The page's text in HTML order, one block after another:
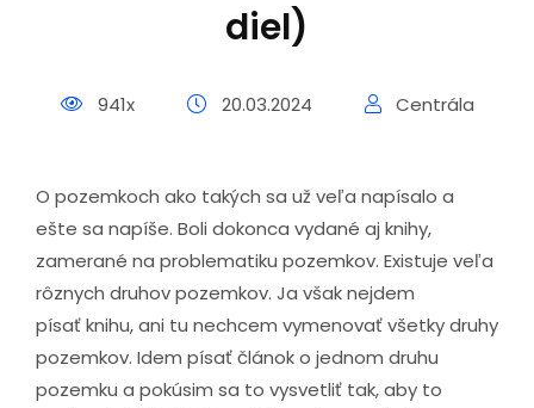
diel)
941x 20.03.2024 Centrála
O pozemkoch ako takých sa už veľa napísalo a
ešte sa napíše. Boli dokonca vydané aj knihy,
zamerané na problematiku pozemkov. Existuje veľa
rôznych druhov pozemkov. Ja však nejdem
písať knihu, ani tu nechcem vymenovať všetky druhy
pozemkov. Idem písať článok o jednom druhu
pozemku a pokúsim sa to vysvetliť tak, aby to